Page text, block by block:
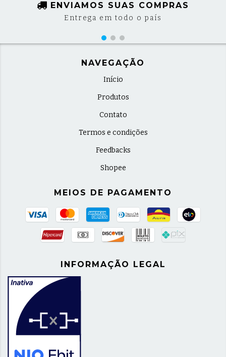
ENVIAMOS SUAS COMPRAS
Entrega em todo o país
NAVEGAÇÃO
Início
Produtos
Contato
Termos e condições
Feedbacks
Shopee
MEIOS DE PAGAMENTO
INFORMAÇÃO LEGAL